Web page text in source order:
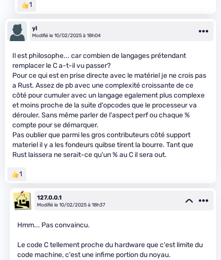
1
yl
Modifié le 10/02/2025 à 18h04
Il est philosophe... car combien de langages prétendant
remplacer le C a-t-il vu passer?
Pour ce qui est en prise directe avec le matériel je ne crois pas
a Rust. Assez de pb avec une complexité croissante de ce
côté pour cumuler avec un langage egalement plus complexe
et moins proche de la suite d'opcodes que le processeur va
dérouler. Sans même parler de l'aspect perf ou chaque %
compte pour se démarquer.
Pas oublier que parmi les gros contributeurs côté support
materiel il y a les fondeurs quibse tirent la bourre. Tant que
Rust laissera ne serait-ce qu'un % au C il sera out.
1
127.0.0.1
Modifié le 10/02/2025 à 18h37
Hmm... Pas convaincu.
Le code C tellement proche du hardware que c'est limite du
code machine, c'est une infime portion du noyau.